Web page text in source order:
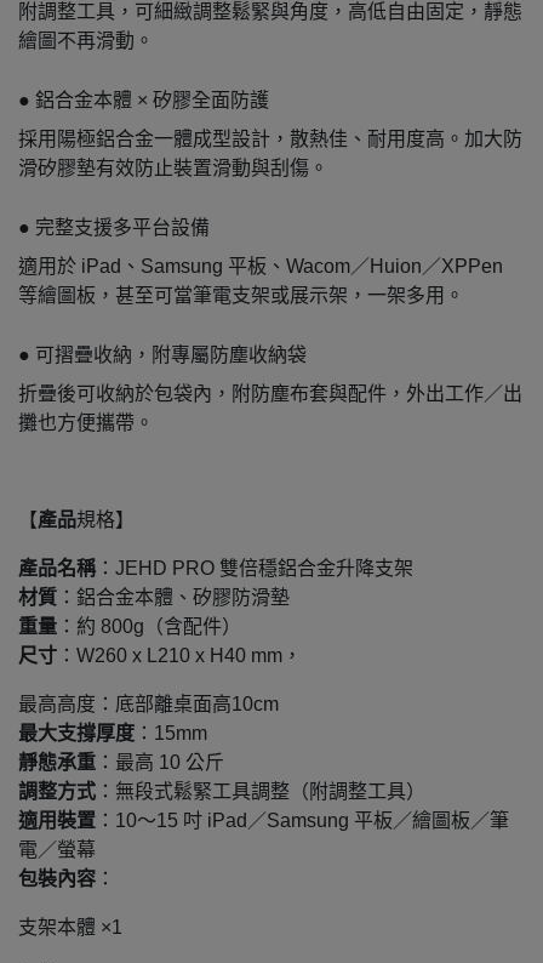
附調整工具，可細緻調整鬆緊與角度，高低自由固定，靜態
繪圖不再滑動。
● 鋁合金本體 × 矽膠全面防護
採用陽極鋁合金一體成型設計，散熱佳、耐用度高。加大防
滑矽膠墊有效防止裝置滑動與刮傷。
● 完整支援多平台設備
適用於 iPad、Samsung 平板、Wacom／Huion／XPPen
等繪圖板，甚至可當筆電支架或展示架，一架多用。
● 可摺疊收納，附專屬防塵收納袋
折疊後可收納於包袋內，附防塵布套與配件，外出工作／出
攤也方便攜帶。
【產品規格】
產品名稱 ：JEHD PRO 雙倍穩鋁合金升降支架
材質 ：鋁合金本體、矽膠防滑墊
重量 ：約 800g（含配件）
尺寸 ：W260 x L210 x H40 mm，
最高高度：底部離桌面高10cm
最大支撐厚度 ：15mm
靜態承重 ：最高 10 公斤
調整方式 ：無段式鬆緊工具調整（附調整工具）
適用裝置 ：10～15 吋 iPad／Samsung 平板／繪圖板／筆
電／螢幕
包裝內容 ：
支架本體 ×1